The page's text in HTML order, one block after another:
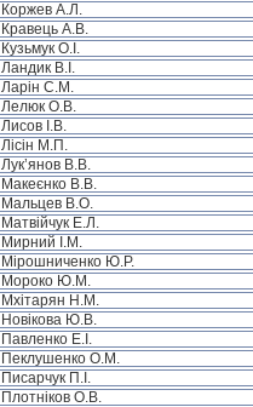
Коржев А.Л.
Кравець А.В.
Кузьмук О.І.
Ландик В.І.
Ларін С.М.
Лелюк О.В.
Лисов І.В.
Лісін М.П.
Лук’янов В.В.
Макеєнко В.В.
Мальцев В.О.
Матвійчук Е.Л.
Мирний І.М.
Мірошниченко Ю.Р.
Мороко Ю.М.
Мхітарян Н.М.
Новікова Ю.В.
Павленко Е.І.
Пеклушенко О.М.
Писарчук П.І.
Плотніков О.В.